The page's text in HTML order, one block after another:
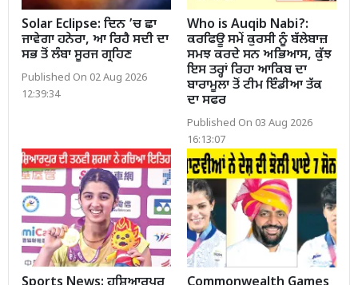
Solar Eclipse: ਦਿਨ ’ਚ ਛਾ
ਜਾਵੇਗਾ ਹਨੇਰਾ, ਆ ਰਿਹੈ ਸਦੀ ਦਾ
ਸਭ ਤੋਂ ਲੰਬਾ ਸੂਰਜ ਗ੍ਰਹਿਣ
Published On 02 Aug 2026
12:39:34
Who is Auqib Nabi?:
ਕਰਫਿਊ ਸਮੇਂ ਕੁਰਸੀ ਨੂੰ ਬੱਲੇਬਾਜ਼
ਸਮਝ ਕਰਦੇ ਸਨ ਅਭਿਆਸ, ਕੁੱਝ
ਇਸ ਤਰ੍ਹਾਂ ਰਿਹਾ ਆਕਿਬ ਦਾ
ਬਾਰਾਮੂਲਾ ਤੋਂ ਟੀਮ ਇੰਡੀਆ ਤੱਕ
ਦਾ ਸਫਰ
Published On 03 Aug 2026
16:13:07